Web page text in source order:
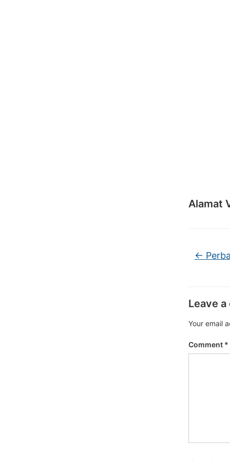
Alamat
←
Leave
Your email
Comment *